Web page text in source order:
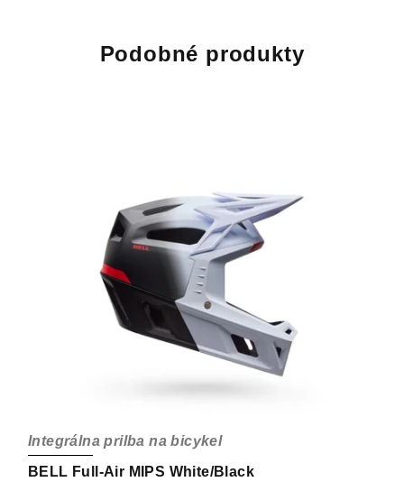
Podobné produkty
BELL Full-Air MIPS White/Black
Integrálna prilba na bicykel